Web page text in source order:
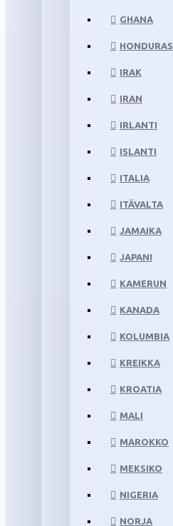
GHANA
HONDURAS
IRAK
IRAN
IRLANTI
ISLANTI
ITALIA
ITÄVALTA
JAMAIKA
JAPANI
KAMERUN
KANADA
KOLUMBIA
KREIKKA
KROATIA
MALI
MAROKKO
MEKSIKO
NIGERIA
NORJA